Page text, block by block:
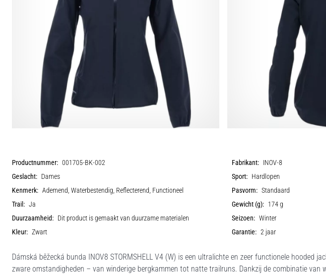
Productnummer: 001705-BK-002 Fabrikant: INOV-8
Geslacht: Dames Sport: Hardlopen
Kenmerk: Ademend, Waterbestendig, Reflecterend, Functioneel Pasvorm: Standaard
Trail: Ja Gewicht (g): 174 g
Duurzaamheid: Dit product is gemaakt van duurzame materialen Seizoen: Winter
Kleur: Zwart Garantie: 2 jaar
Dámská běžecká bunda INOV8 STORMSHELL V4 (W) is een ultralichte en zeer functionele hooded
zware omstandigheden – van winderige bergkammen tot natte trailruns. Dankzij de combinatie van